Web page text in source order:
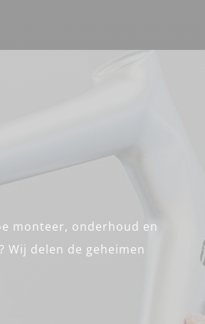
monteer, onderhoud en
Wij delen de geheimen